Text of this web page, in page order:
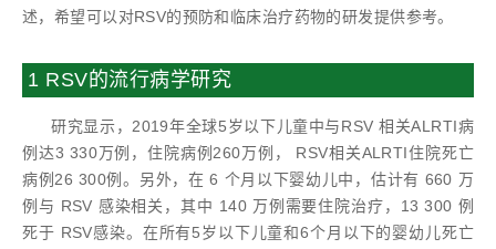
述，希望可以对RSV的预防和临床治疗药物的研发提供参考。
1 RSV的流行病学研究
研究显示，2019年全球5岁以下儿童中与RSV 相关ALRTI病
例达3 330万例，住院病例260万例， RSV相关ALRTI住院死亡
病例26 300例。另外，在 6 个月以下婴幼儿中，估计有 660 万
例与 RSV 感染相关，其中 140 万例需要住院治疗，13 300 例
死于 RSV感染。在所有5岁以下儿童和6个月以下的婴幼儿死亡